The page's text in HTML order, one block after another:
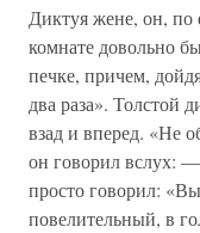
Диктуя жене, он, по
комнате довольно
печке, причем,
два раза». Толстой
взад и вперед. «Не
он говорил вслух:
просто говорил:
повелительный, в